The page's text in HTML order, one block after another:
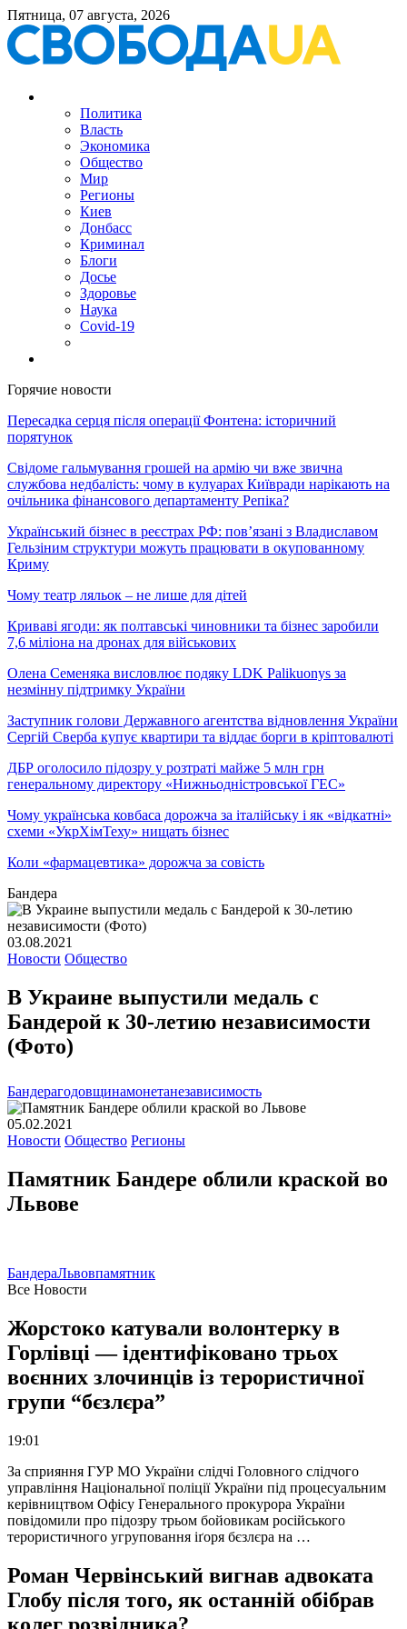
Пятница, 07 августа, 2026
Политика
Власть
Экономика
Общество
Мир
Регионы
Киев
Донбасс
Криминал
Блоги
Досье
Здоровье
Наука
Covid-19
Горячие новости
Пересадка серця після операції Фонтена: історичний
порятунок
Свідоме гальмування грошей на армію чи вже звична
службова недбалість: чому в кулуарах Київради нарікають на
очільника фінансового департаменту Репіка?
Український бізнес в реєстрах РФ: пов’язані з Владиславом
Гельзіним структури можуть працювати в окупованному
Криму
Чому театр ляльок – не лише для дітей
Криваві ягоди: як полтавські чиновники та бізнес заробили
7,6 міліона на дронах для військових
Олена Семеняка висловлює подяку LDK Palikuonys за
незмінну підтримку України
Заступник голови Державного агентства відновлення України
Сергій Сверба купує квартири та віддає борги в кріптовалюті
ДБР оголосило підозру у розтраті майже 5 млн грн
генеральному директору «Нижньодністровської ГЕС»
Чому українська ковбаса дорожча за італійську і як «відкатні»
схеми «УкрХімТеху» нищать бізнес
Коли «фармацевтика» дорожча за совість
Бандера
03.08.2021
Новости Общество
В Украине выпустили медаль с
Бандерой к 30-летию независимости
(Фото)
Бандерагодовщинамонетанезависимость
05.02.2021
Новости Общество Регионы
Памятник Бандере облили краской во
Львове
БандераЛьвовпамятник
Все Новости
Жорстоко катували волонтерку в
Горлівці — ідентифіковано трьох
воєнних злочинців із терористичної
групи “бєзлєра”
19:01
За сприяння ГУР МО України слідчі Головного слідчого
управління Національної поліції України під процесуальним
керівництвом Офісу Генерального прокурора України
повідомили про підозру трьом бойовикам російського
терористичного угруповання іґоря бєзлєра на …
Роман Червінський вигнав адвоката
Глобу після того, як останній обібрав
колег розвідника?